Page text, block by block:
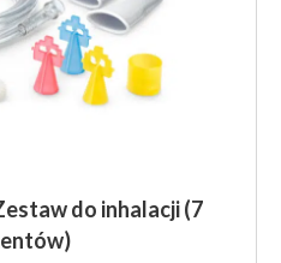
do inhalacji (7